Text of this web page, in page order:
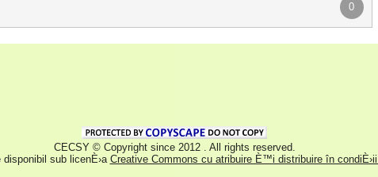
0
CECSY © Copyright since 2012 . All rights reserved.
sub licenÈ›a Creative Commons cu atribuire È™i distribuire în